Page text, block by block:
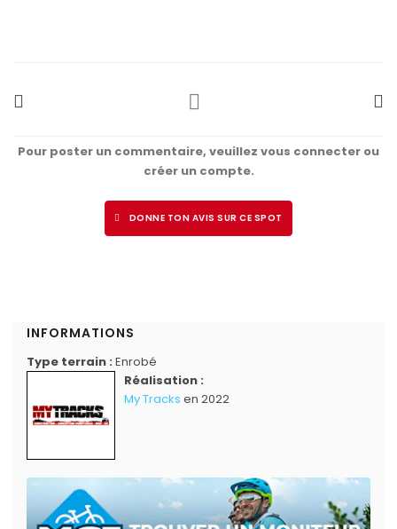
Pour poster un commentaire, veuillez vous connecter ou
créer un compte.
DONNE TON AVIS SUR CE SPOT
INFORMATIONS
Type terrain : Enrobé
Réalisation :
My Tracks en 2022